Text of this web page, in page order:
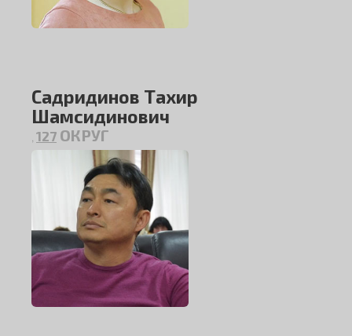
Садридинов Тахир
Шамсидинович
127 ОКРУГ